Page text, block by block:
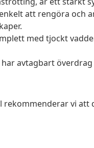
att rengöra och
med tjockt
avtagbart
vi